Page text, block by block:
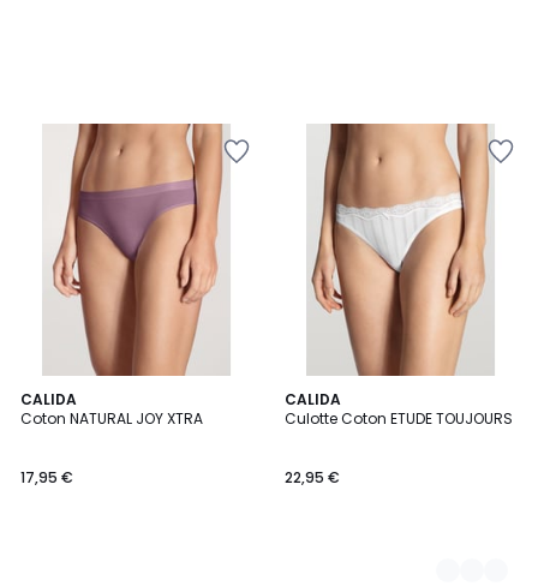
CALIDA
Coton NATURAL JOY XTRA
17,95 €
CALIDA
Culotte Coton ETUDE TOUJOURS
22,95 €
2
Couleurs